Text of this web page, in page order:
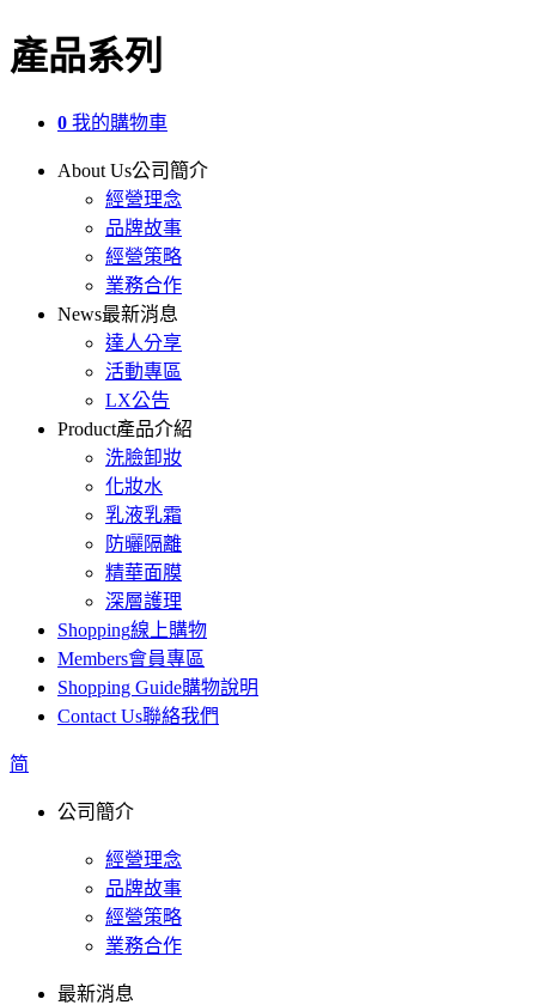
產品系列
0 我的購物車
About Us公司簡介
經營理念
品牌故事
經營策略
業務合作
News最新消息
達人分享
活動專區
LX公告
Product產品介紹
洗臉卸妝
化妝水
乳液乳霜
防曬隔離
精華面膜
深層護理
Shopping線上購物
Members會員專區
Shopping Guide購物說明
Contact Us聯絡我們
简
公司簡介
經營理念
品牌故事
經營策略
業務合作
最新消息